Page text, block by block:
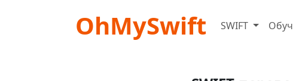
OhMySwift SWIFT